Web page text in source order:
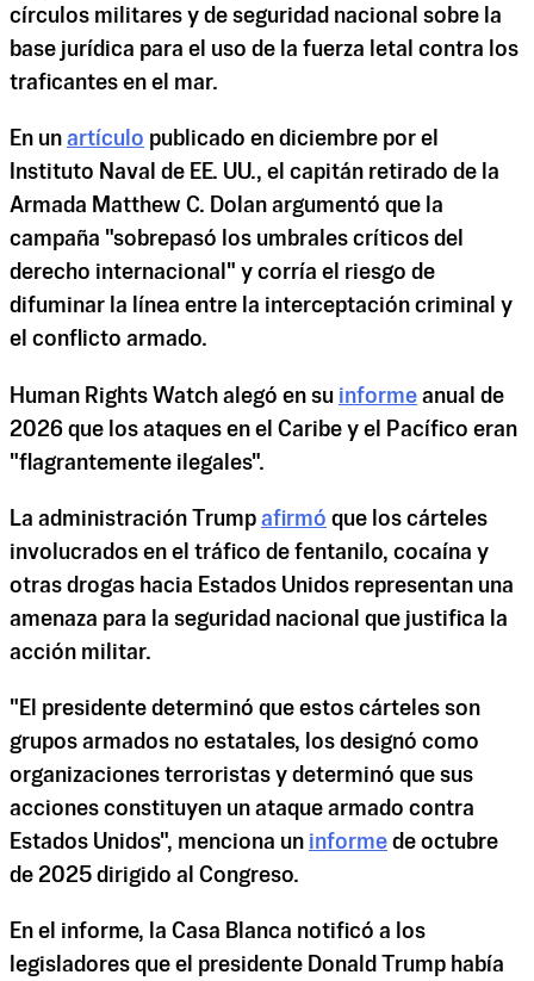
círculos militares y de seguridad nacional sobre la
base jurídica para el uso de la fuerza letal contra los
traficantes en el mar.
En un artículo publicado en diciembre por el
Instituto Naval de EE. UU., el capitán retirado de la
Armada Matthew C. Dolan argumentó que la
campaña "sobrepasó los umbrales críticos del
derecho internacional" y corría el riesgo de
difuminar la línea entre la interceptación criminal y
el conflicto armado.
Human Rights Watch alegó en su informe anual de
2026 que los ataques en el Caribe y el Pacífico eran
"flagrantemente ilegales".
La administración Trump afirmó que los cárteles
involucrados en el tráfico de fentanilo, cocaína y
otras drogas hacia Estados Unidos representan una
amenaza para la seguridad nacional que justifica la
acción militar.
"El presidente determinó que estos cárteles son
grupos armados no estatales, los designó como
organizaciones terroristas y determinó que sus
acciones constituyen un ataque armado contra
Estados Unidos", menciona un informe de octubre
de 2025 dirigido al Congreso.
En el informe, la Casa Blanca notificó a los
legisladores que el presidente Donald Trump había